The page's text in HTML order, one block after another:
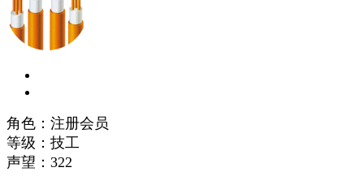
角色：注册会员
等级：技工
声望： 322